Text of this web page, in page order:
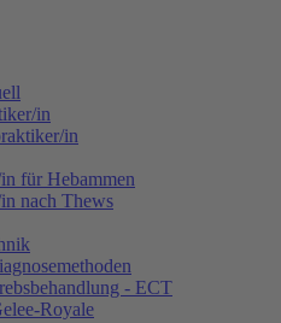
in
in
für Hebammen
nach Thews
- ECT
Royale